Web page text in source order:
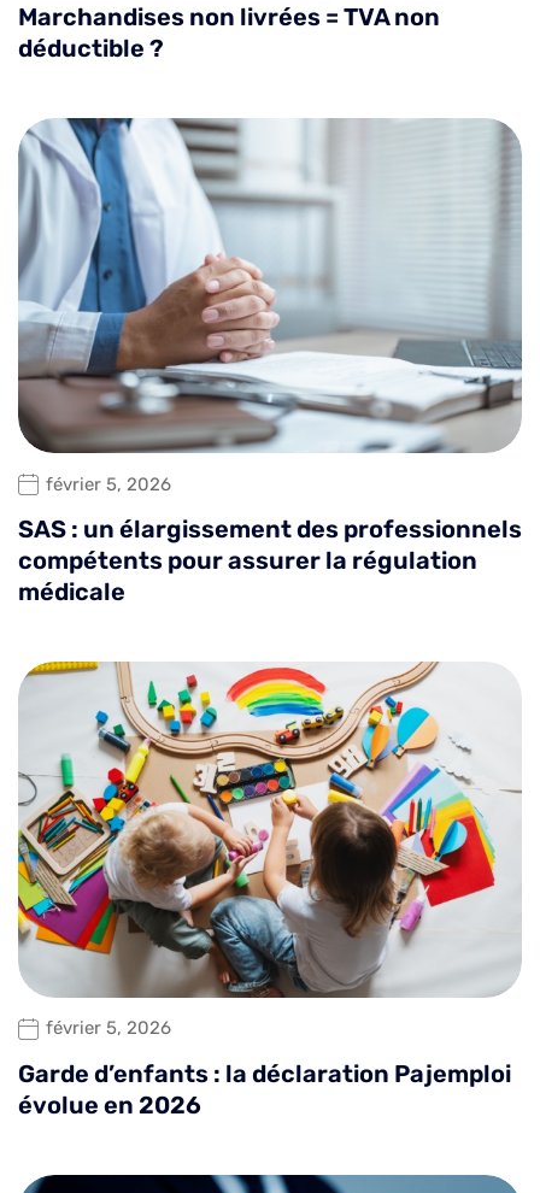
Marchandises non livrées = TVA non
déductible ?
février 5, 2026
SAS : un élargissement des professionnels
compétents pour assurer la régulation
médicale
février 5, 2026
Garde d’enfants : la déclaration Pajemploi
évolue en 2026